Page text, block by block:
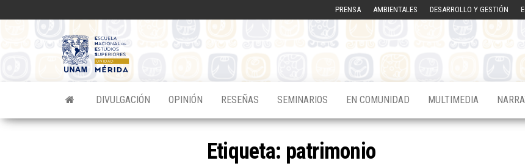
PRENSA AMBIENTALES DESARROLLO Y GESTIÓN
Mérida
DIVULGACIÓN OPINIÓN RESEÑAS SEMINARIOS EN COMUNIDAD MULTIMEDIA
Etiqueta: patrimonio